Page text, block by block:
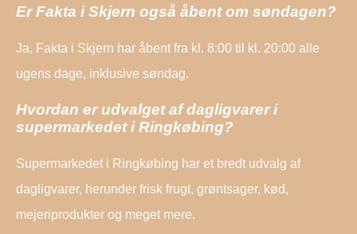
Er Fakta i Skjern også åbent om søndagen?
Ja, Fakta i Skjern har åbent fra kl. 8:00 til kl. 20:00 alle
ugens dage, inklusive søndag.
Hvordan er udvalget af dagligvarer i
supermarkedet i Ringkøbing?
Supermarkedet i Ringkøbing har et bredt udvalg af
dagligvarer, herunder frisk frugt, grøntsager, kød,
mejeriprodukter og meget mere.